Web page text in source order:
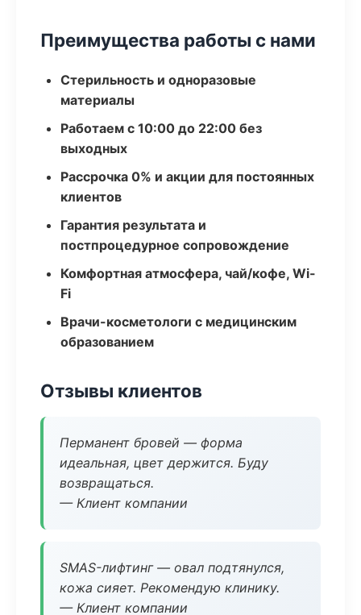
Преимущества работы с нами
Стерильность и одноразовые
материалы
Работаем с 10:00 до 22:00 без
выходных
Рассрочка 0% и акции для постоянных
клиентов
Гарантия результата и
постпроцедурное сопровождение
Комфортная атмосфера, чай/кофе, Wi-
Fi
Врачи-косметологи с медицинским
образованием
Отзывы клиентов
Перманент бровей — форма
идеальная, цвет держится. Буду
возвращаться.
— Клиент компании
SMAS-лифтинг — овал подтянулся,
кожа сияет. Рекомендую клинику.
— Клиент компании